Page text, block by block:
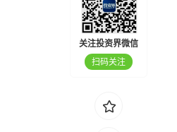
关注投资界微信
扫码关注